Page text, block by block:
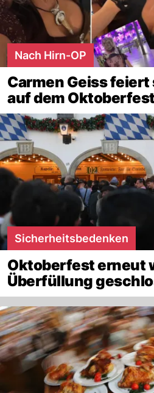
Nach Hirn-OP
Carmen Geiss
auf dem
Sicherheitsbedenken
Oktoberfest erneut
Überfüllung